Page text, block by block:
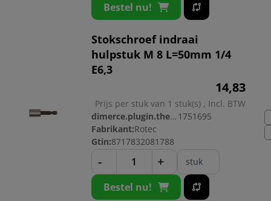
Bestel nu!
Stokschroef indraai
hulpstuk M 8 L=50mm 1/4
E6,3
14,83
Prijs per stuk van 1 stuk(s) , Incl. BTW
dimerce.plugin.theme.productnr: 1751695
Fabrikant:Rotec
Gtin:8717832081788
- + stuk
Bestel nu!